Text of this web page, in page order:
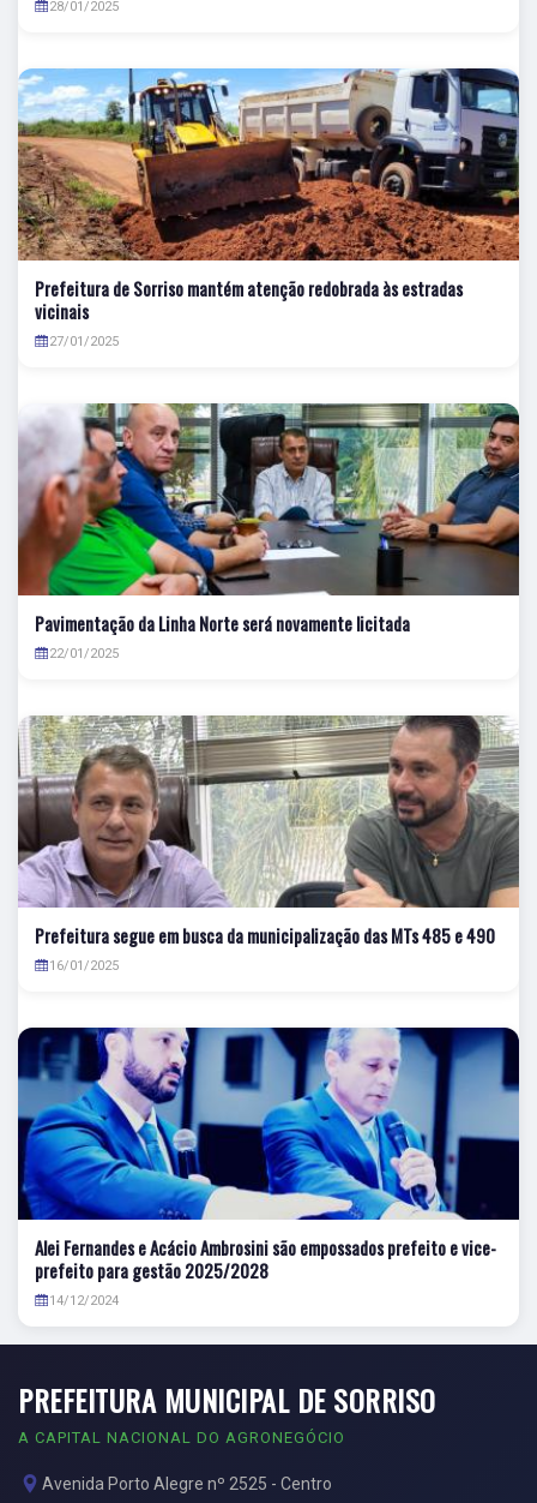
28/01/2025
Prefeitura de Sorriso mantém atenção redobrada às estradas
vicinais
27/01/2025
Pavimentação da Linha Norte será novamente licitada
22/01/2025
Prefeitura segue em busca da municipalização das MTs 485 e 490
16/01/2025
Alei Fernandes e Acácio Ambrosini são empossados prefeito e vice-
prefeito para gestão 2025/2028
14/12/2024
PREFEITURA MUNICIPAL DE SORRISO
A CAPITAL NACIONAL DO AGRONEGÓCIO
Avenida Porto Alegre nº 2525 - Centro